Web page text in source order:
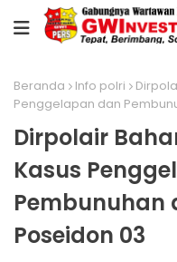
Beranda Info polri
Penggelapan dan
Dirpolair
Kasus
Pembunuhan
Poseidon 03